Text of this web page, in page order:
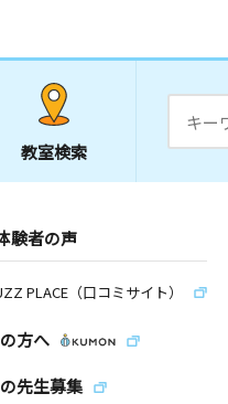
教室検索
験者の声
PLACE（口コミサイト）
方へ
先生募集